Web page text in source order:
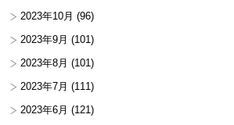
2023年10月 (96)
2023年9月 (101)
2023年8月 (101)
2023年7月 (111)
2023年6月 (121)